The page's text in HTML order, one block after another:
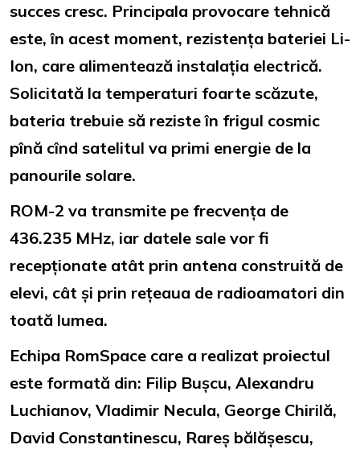
succes cresc. Principala provocare tehnică
este, în acest moment, rezistența bateriei Li-
Ion, care alimentează instalația electrică.
Solicitată la temperaturi foarte scăzute,
bateria trebuie să reziste în frigul cosmic
pînă cînd satelitul va primi energie de la
panourile solare.
ROM-2 va transmite pe frecvența de
436.235 MHz, iar datele sale vor fi
recepționate atât prin antena construită de
elevi, cât și prin rețeaua de radioamatori din
toată lumea.
Echipa RomSpace care a realizat proiectul
este formată din: Filip Bușcu, Alexandru
Luchianov, Vladimir Necula, George Chirilă,
David Constantinescu, Rareș bălășescu,